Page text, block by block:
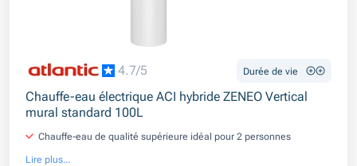
4.7/5 Durée de vie
Chauffe-eau électrique ACI hybride ZENEO Vertical
mural standard 100L
Chauffe-eau de qualité supérieure idéal pour 2 personnes
Lire plus...